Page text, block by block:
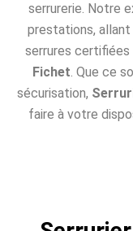
serrurerie. Notre
prestations, allant
serrures certifiées
Fichet. Que ce
sécurisation,
faire à votre